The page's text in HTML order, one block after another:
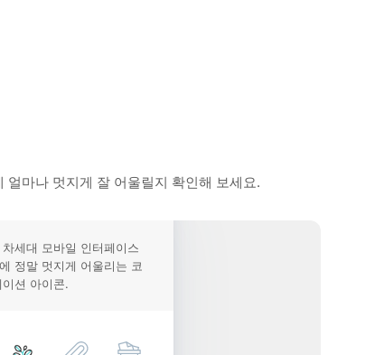
마나 멋지게 잘 어울릴지 확인해 보세요.
세대 모바일 인터페이스
정말 멋지게 어울리는 코
션 아이콘.